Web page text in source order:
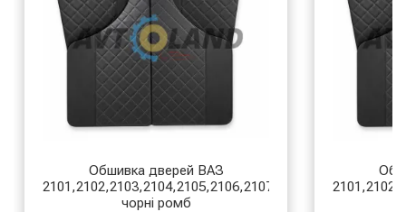
Обшивка дверей ВАЗ
2101,2102,2103,2104,2105,2106,2107
чорні ромб